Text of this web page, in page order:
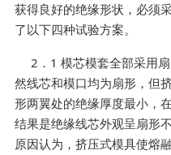
获得良好的绝缘形状，必须
了以下四种试验方案。
2．1 模芯模套全部采用扇
然线芯和模口均为扇形，但
形两翼处的绝缘厚度最小，
结果是绝缘线芯外观呈扇形
原因认为，挤压式模具使熔